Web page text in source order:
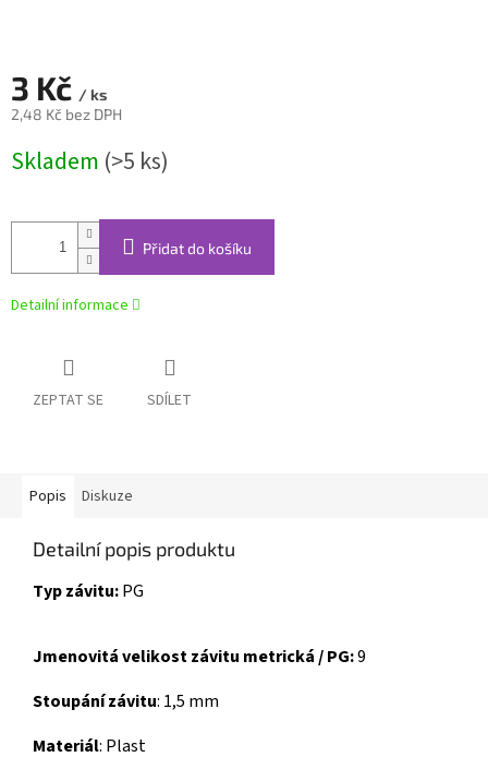
3 Kč / ks
2,48 Kč bez DPH
cena:
Skladem (>5 ks)
Přidat do košíku
Detailní informace
ZEPTAT SE SDÍLET
Popis Diskuze
Detailní popis produktu
Typ závitu:PG
Jmenovitá velikost závitu metrická / PG:9
Stoupání závitu: 1,5 mm
Materiál: Plast